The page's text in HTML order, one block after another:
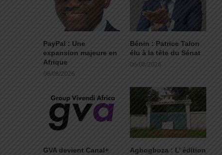
PayPal : Une
expansion majeure en
Afrique
06/08/2026
Bénin : Patrice Talon
élu à la tête du Sénat
06/08/2026
GVA devient Canal+
Agbogboza : L’ édition